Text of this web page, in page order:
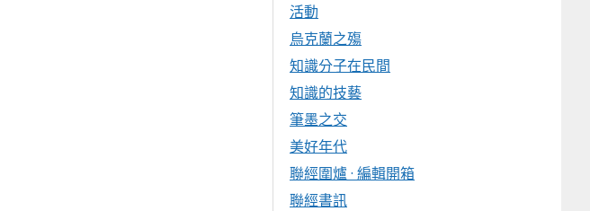
活動
烏克蘭之殤
知識分子在民間
知識的技藝
筆墨之交
美好年代
聯經圍爐 · 編輯開箱
聯經書訊